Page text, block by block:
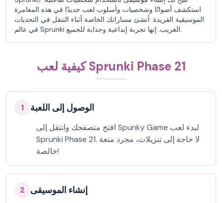
استكشف أصواتًا وشخصيات وأسلوب لعب جديدًا في هذه المغامرة
الموسيقية الفريدة. أنشئ مساراتك الخاصة أثناء التنقل في التحديات
في عالم Sprunki الغريب. إنها تجربة إبداعية وجذابة للجميع.
كيفية لعب Sprunki Phase 21
1 الوصول إلى اللعبة
افتح متصفحك وانتقل إلى Spunky Game لبدء لعب
Sprunki Phase 21. لا حاجة إلى تنزيلات، مجرد متعة
خالصة!
2 إنشاء الموسيقى